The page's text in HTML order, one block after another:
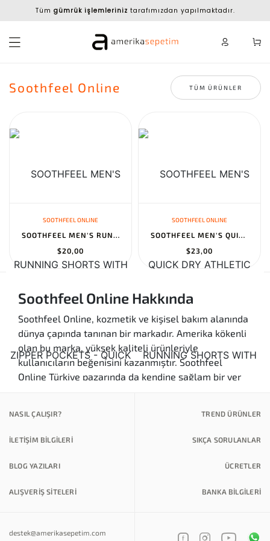
Tüm gümrük işlemleriniz tarafımızdan yapılmaktadır.
Soothfeel Online TÜM ÜRÜNLER
SOOTHFEEL ONLINE
SOOTHFEEL MEN'S RUNNING SHORTS WITH ZIPPER POCKETS - QUICK DRY AT...
$20,00
SOOTHFEEL ONLINE
SOOTHFEEL MEN'S QUICK DRY ATHLETIC RUNNING SHORTS WITH ZIPPER POC...
$23,00
Soothfeel Online Hakkında
Soothfeel Online, kozmetik ve kişisel bakım alanında
dünya çapında tanınan bir markadır. Amerika kökenli
olan bu marka, yüksek kaliteli ürünleriyle
kullanıcıların beğenisini kazanmıştır. Soothfeel
Online Türkiye pazarında da kendine sağlam bir yer
tarafından sıkça tercih edilmektedir.
Kalite ve Güven:
Soothfeel Online,
ürünlerinde yüksek kaliteli içerikler kullanarak
tipine uygun ürün seçenekleri sayesinde
farklı cilt tiplerine ve ihtiyaçlara yönelik özel
NASIL ÇALIŞIR? TREND ÜRÜNLER
İLETİŞİM BİLGİLERİ SIKÇA SORULANLAR
BLOG YAZILARI ÜCRETLER
ALIŞVERİŞ SİTELERİ BANKA BILGILERI
destek@amerikasepetim.com